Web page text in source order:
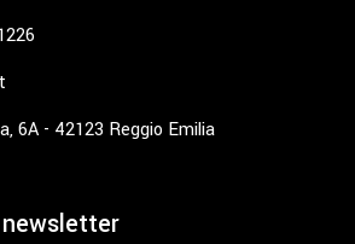
6A - 42123 Reggio Emilia